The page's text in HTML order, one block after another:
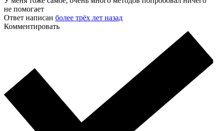
не помогает
Ответ написан более трёх лет назад
Комментировать